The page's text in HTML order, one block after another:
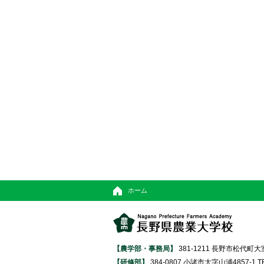
ホーム
【農学部・事務局】
381-1211 長野市松代町
【研修部】
384-0807 小諸市大字山浦4857-1